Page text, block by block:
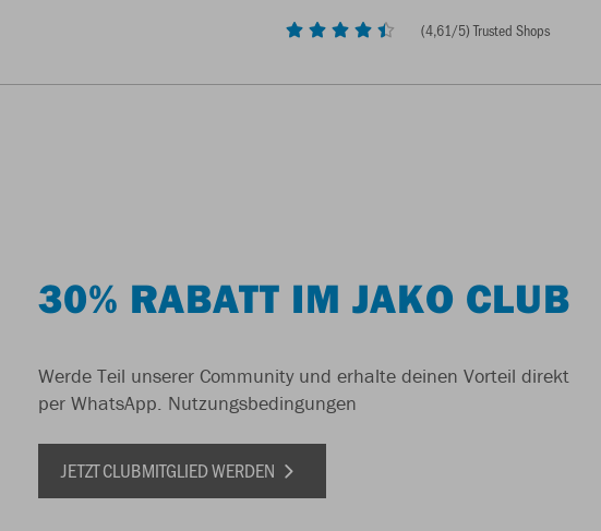
(4,61/5) Trusted Shops
30% RABATT IM JAKO CLUB
Werde Teil unserer Community und erhalte deinen Vorteil direkt
per WhatsApp. Nutzungsbedingungen
JETZT CLUBMITGLIED WERDEN